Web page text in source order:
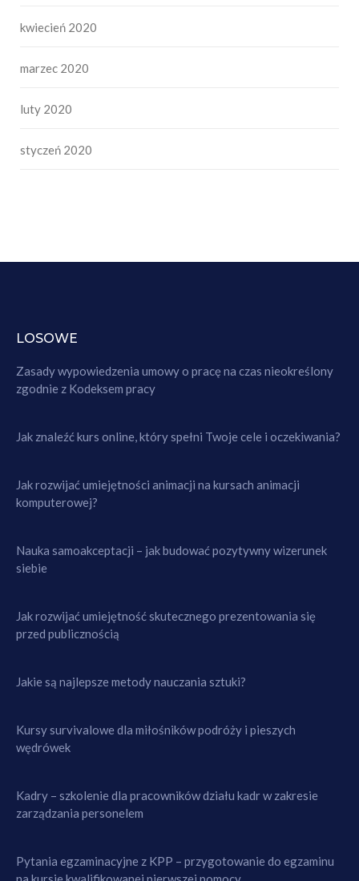
kwiecień 2020
marzec 2020
luty 2020
styczeń 2020
LOSOWE
Zasady wypowiedzenia umowy o pracę na czas nieokreślony
zgodnie z Kodeksem pracy
Jak znaleźć kurs online, który spełni Twoje cele i oczekiwania?
Jak rozwijać umiejętności animacji na kursach animacji
komputerowej?
Nauka samoakceptacji – jak budować pozytywny wizerunek
siebie
Jak rozwijać umiejętność skutecznego prezentowania się
przed publicznością
Jakie są najlepsze metody nauczania sztuki?
Kursy survivalowe dla miłośników podróży i pieszych
wędrówek
Kadry – szkolenie dla pracowników działu kadr w zakresie
zarządzania personelem
Pytania egzaminacyjne z KPP – przygotowanie do egzaminu